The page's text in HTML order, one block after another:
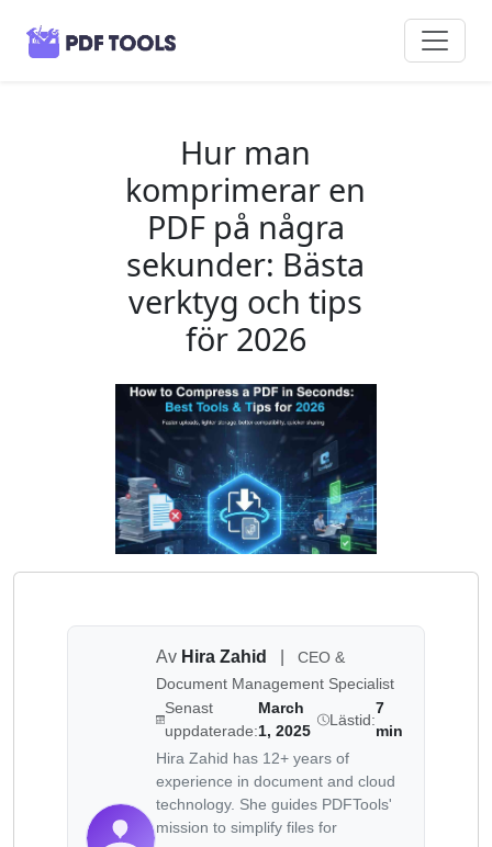
Hur man
komprimerar en
PDF på några
sekunder: Bästa
verktyg och tips
för 2026
Av Hira Zahid
CEO &
Document Management Specialist
Senast
uppdaterade:
March
1, 2025
Lästid:
7
min
Hira Zahid has 12+ years of
experience in document and cloud
technology. She guides PDFTools'
mission to simplify files for